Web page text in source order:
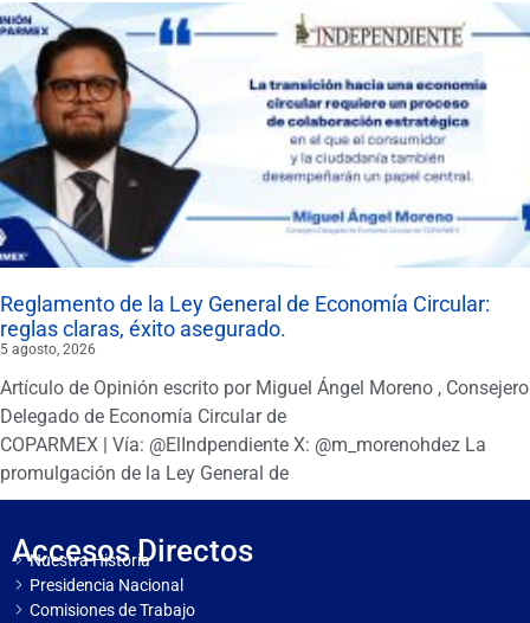
Reglamento de la Ley General de Economía Circular:
reglas claras, éxito asegurado.
5 agosto, 2026
Artículo de Opinión escrito por Miguel Ángel Moreno , Consejero
Delegado de Economía Circular de
COPARMEX | Vía: @ElIndpendiente X: @m_morenohdez La
promulgación de la Ley General de
Accesos Directos
Nuestra Historia
Presidencia Nacional
Comisiones de Trabajo